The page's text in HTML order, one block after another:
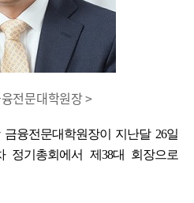
전문대학원장 >
융전문대학원장이 지난달 26일
정기총회에서 제38대 회장으로